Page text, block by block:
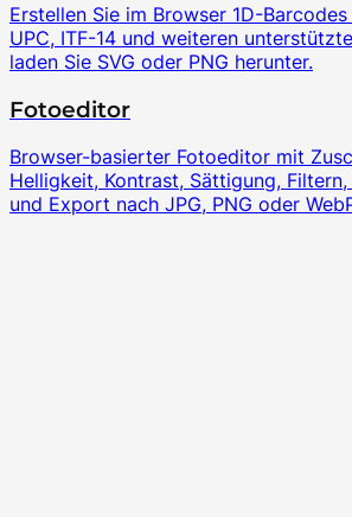
Erstellen Sie im Browser 1D-
UPC, ITF-14 und weiteren
laden Sie SVG oder PNG herunter.
Fotoeditor
Browser-basierter Fotoeditor mit
Helligkeit, Kontrast, Sättigung,
und Export nach JPG, PNG oder